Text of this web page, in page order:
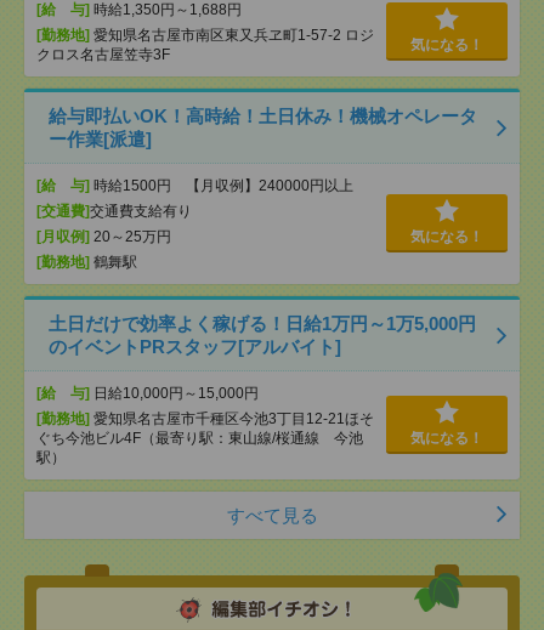
[給 与] 時給1,350円～1,688円
[勤務地] 愛知県名古屋市南区東又兵ヱ町1-57-2 ロジ
クロス名古屋笠寺3F
気になる！
給与即払いOK！高時給！土日休み！機械オペレータ
ー作業[派遣]
[給 与] 時給1500円 【月収例】240000円以上
[交通費]交通費支給有り
[月収例] 20～25万円
[勤務地] 鶴舞駅
気になる！
土日だけで効率よく稼げる！日給1万円～1万5,000円
のイベントPRスタッフ[アルバイト]
[給 与] 日給10,000円～15,000円
[勤務地] 愛知県名古屋市千種区今池3丁目12-21ほそ
ぐち今池ビル4F（最寄り駅：東山線/桜通線 今池
駅）
気になる！
すべて見る